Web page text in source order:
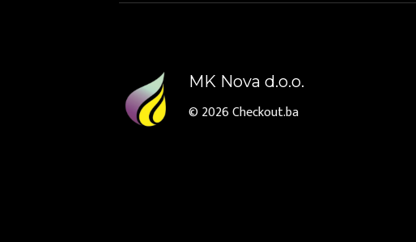
MK Nova d.o.o.
© 2026Checkout.ba